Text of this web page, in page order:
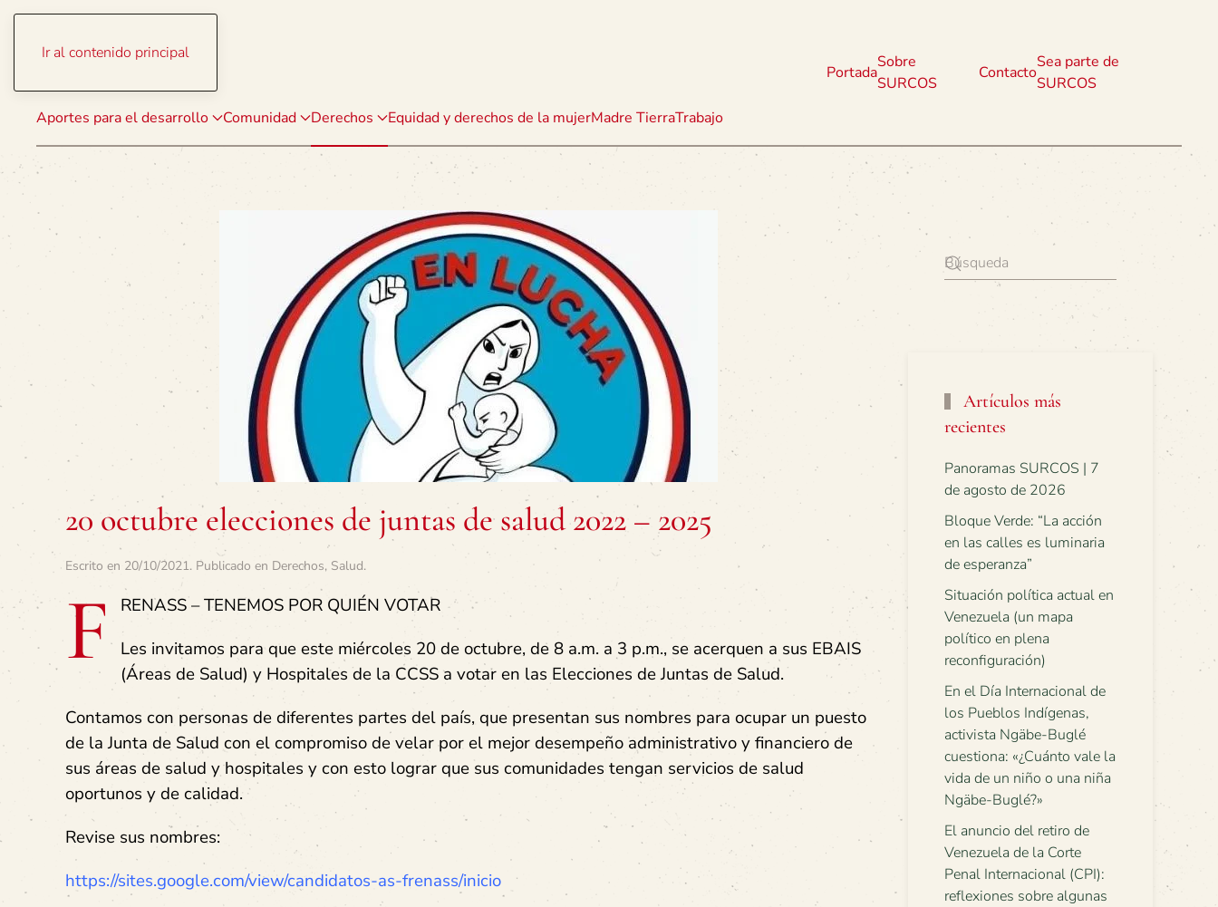
Ir al contenido principal
Aportes para el desarrollo Comunidad Derechos Equidad y derechos de la mujerMadre TierraTrabajo
Portada
Sobre
SURCOS
Contacto
Sea parte de
SURCOS
20 octubre elecciones de juntas de salud 2022 – 2025
Escrito en 20/10/2021. Publicado en Derechos, Salud.
F
RENASS – TENEMOS POR QUIÉN VOTAR
Les invitamos para que este miércoles 20 de octubre, de 8 a.m. a 3 p.m., se acerquen a sus EBAIS
(Áreas de Salud) y Hospitales de la CCSS a votar en las Elecciones de Juntas de Salud.
Contamos con personas de diferentes partes del país, que presentan sus nombres para ocupar un puesto
de la Junta de Salud con el compromiso de velar por el mejor desempeño administrativo y financiero de
sus áreas de salud y hospitales y con esto lograr que sus comunidades tengan servicios de salud
oportunos y de calidad.
Revise sus nombres:
https://sites.google.com/view/candidatos-as-frenass/inicio
Artículos más
recientes
Panoramas SURCOS | 7
de agosto de 2026
Bloque Verde: “La acción
en las calles es luminaria
de esperanza”
Situación política actual en
Venezuela (un mapa
político en plena
reconfiguración)
En el Día Internacional de
los Pueblos Indígenas,
activista Ngäbe-Buglé
cuestiona: «¿Cuánto vale la
vida de un niño o una niña
Ngäbe-Buglé?»
El anuncio del retiro de
Venezuela de la Corte
Penal Internacional (CPI):
reflexiones sobre algunas